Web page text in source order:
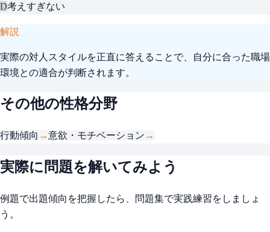
D考えすぎない
解説
実際の対人スタイルを正直に答えることで、自分に合った職場
環境との適合が判断されます。
その他の性格分野
行動傾向 →意欲・モチベーション →
実際に問題を解いてみよう
例題で出題傾向を把握したら、問題集で実践練習をしましょ
う。